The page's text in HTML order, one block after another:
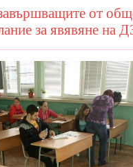
от
за явявяне на